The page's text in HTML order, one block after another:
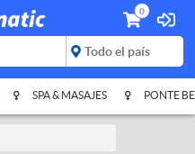
0
SPA & MASAJES PONTE